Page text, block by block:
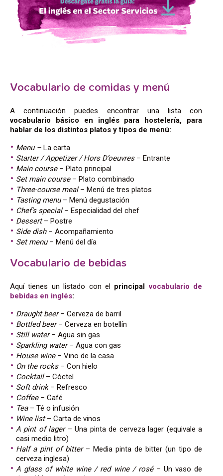
Vocabulario de comidas y menú
A continuación puedes encontrar una lista con
vocabulario básico en inglés para hostelería, para
hablar de los distintos platos y tipos de menú:
Menu – La carta
Starter / Appetizer / Hors D’oeuvres– Entrante
Main course– Plato principal
Set main course– Plato combinado
Three-course meal– Menú de tres platos
Tasting menu– Menú degustación
Chef’s special– Especialidad del chef
Dessert– Postre
Side dish– Acompañamiento
Set menu– Menú del día
Vocabulario de bebidas
Aquí tienes un listado con el principalvocabulario de
bebidas en inglés:
Draught beer– Cerveza de barril
Bottled beer– Cerveza en botellín
Still water– Agua sin gas
Sparkling water– Agua con gas
House wine – Vino de la casa
On the rocks – Con hielo
Cocktail– Cóctel
Soft drink – Refresco
Coffee – Café
Tea – Té o infusión
Wine list– Carta de vinos
A pint of lager– Una pinta de cerveza lager (equivale a
casi medio litro)
Half a pint of bitter– Media pinta de bitter (un tipo de
cerveza inglesa)
A glass of white wine / red wine / rosé– Un vaso de